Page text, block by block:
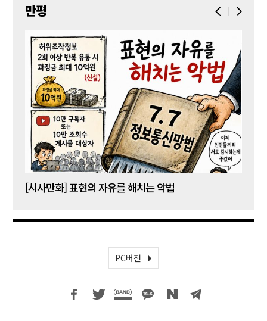
만평
[시사만화] 표현의 자유를 해치는 악법
PC버전